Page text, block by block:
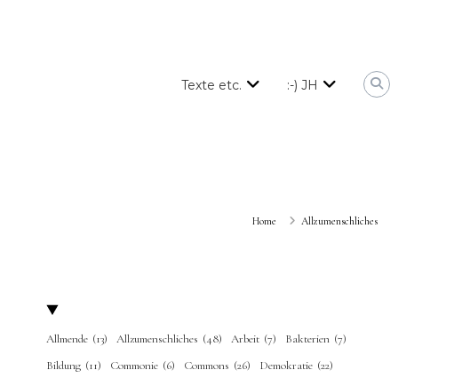
Texte etc. :-) JH
Home Allzumenschliches
Allmende (13) Allzumenschliches (48) Arbeit (7) Bakterien (7)
Bildung (11) Commonie (6) Commons (26) Demokratie (22)